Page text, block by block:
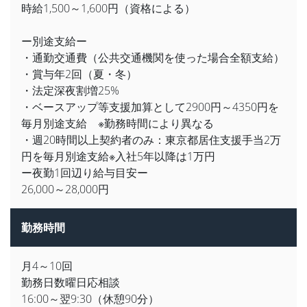
時給1,500～1,600円（資格による）
ー別途支給ー
・通勤交通費（公共交通機関を使った場合全額支給）
・賞与年2回（夏・冬）
・法定深夜割増25%
・ベースアップ等支援加算として2900円～4350円を
毎月別途支給 ※勤務時間により異なる
・週20時間以上契約者のみ：東京都居住支援手当2万
円を毎月別途支給※入社5年以降は1万円
ー夜勤1回辺り給与目安ー
26,000～28,000円
勤務時間
月4～10回
勤務日数曜日応相談
16:00～翌9:30（休憩90分）